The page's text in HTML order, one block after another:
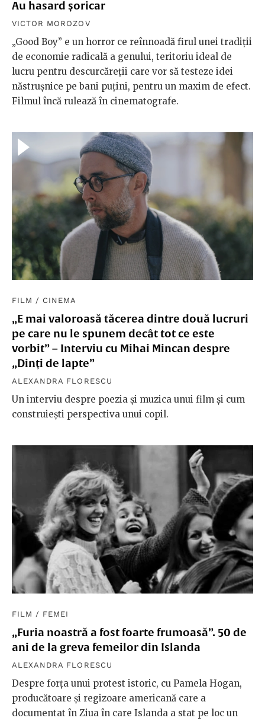
Au hasard șoricar
VICTOR MOROZOV
„Good Boy” e un horror ce reînnoadă firul unei tradiții
de economie radicală a genului, teritoriu ideal de
lucru pentru descurcăreții care vor să testeze idei
năstrușnice pe bani puțini, pentru un maxim de efect.
Filmul încă rulează în cinematografe.
FILM / CINEMA
„E mai valoroasă tăcerea dintre două lucruri
pe care nu le spunem decât tot ce este
vorbit” – Interviu cu Mihai Mincan despre
„Dinți de lapte”
ALEXANDRA FLORESCU
Un interviu despre poezia și muzica unui film și cum
construiești perspectiva unui copil.
FILM / FEMEI
„Furia noastră a fost foarte frumoasă”. 50 de
ani de la greva femeilor din Islanda
ALEXANDRA FLORESCU
Despre forța unui protest istoric, cu Pamela Hogan,
producătoare și regizoare americană care a
documentat în Ziua în care Islanda a stat pe loc un